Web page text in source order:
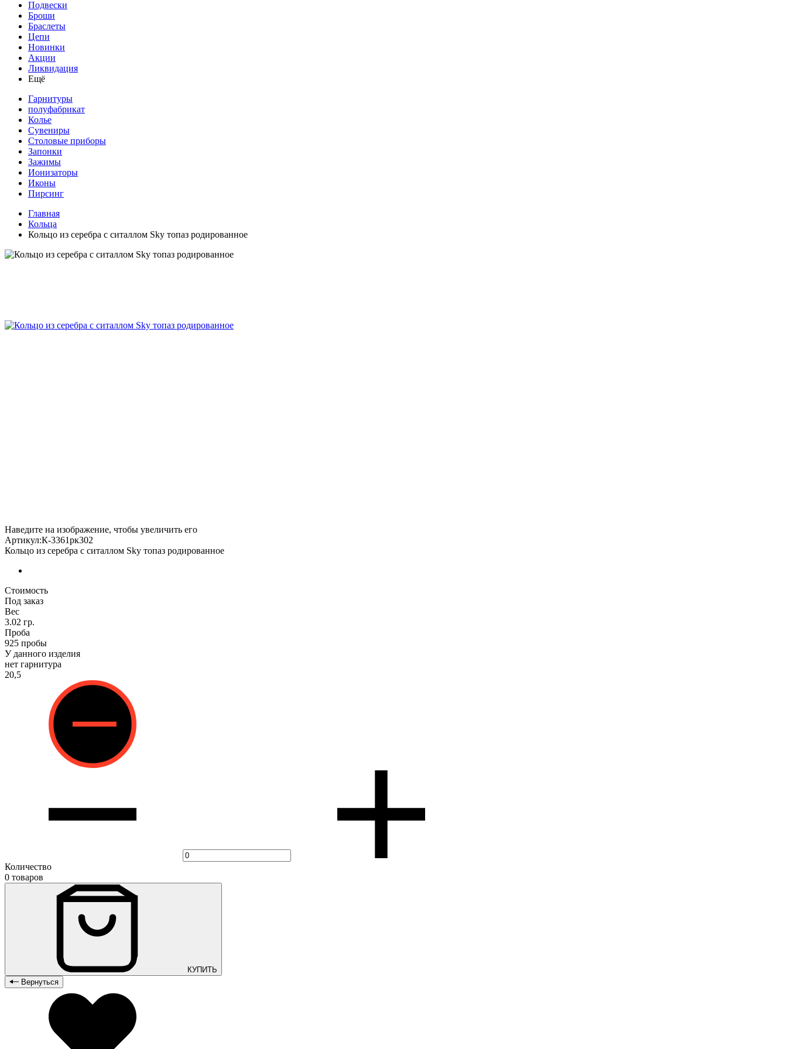
Подвески
Броши
Браслеты
Цепи
Новинки
Акции
Ликвидация
Ещё
Гарнитуры
полуфабрикат
Колье
Сувениры
Столовые приборы
Запонки
Зажимы
Ионизаторы
Иконы
Пирсинг
Главная
Кольца
Кольцо из серебра с ситаллом Sky топаз родированное
Наведите на изображение, чтобы увеличить его
Артикул:К-3361рк302
Кольцо из серебра с ситаллом Sky топаз родированное
Стоимость
Под заказ
Вес
3.02 гр.
Проба
925 пробы
У данного изделия
нет гарнитура
20,5
Количество
0 товаров
КУПИТЬ
Вернуться